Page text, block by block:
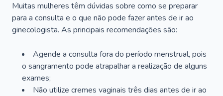
Muitas mulheres têm dúvidas sobre como se preparar
para a consulta e o que não pode fazer antes de ir ao
ginecologista. As principais recomendações são:
Agende a consulta fora do período menstrual, pois
o sangramento pode atrapalhar a realização de alguns
exames;
Não utilize cremes vaginais três dias antes de ir ao